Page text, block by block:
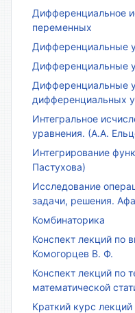
Дифференциальное
переменных
Дифференциальные
Дифференциальные
Дифференциальные
дифференциальных
Интегральное
уравнения. (А.А.
Интегрирование
Пастухова)
Исследование
задачи, решения.
Комбинаторика
Конспект лекций по
Комогорцев В. Ф.
Конспект лекций по
математической
Краткий курс